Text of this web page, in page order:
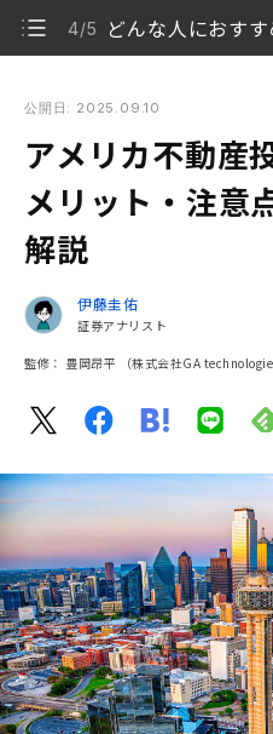
4/5
すく解説
1/5 アメリカ不動産投資とは
2/5 アメリカ不動産投資の
どんな人におすすめ？
人
5/5 RENOSYアメリカ不動
公開日: 2025.09.10
アメリカ不動産
メリット・注意
解説
伊藤圭佑
証券アナリスト
監修： 豊岡昂平 （株式会社GA